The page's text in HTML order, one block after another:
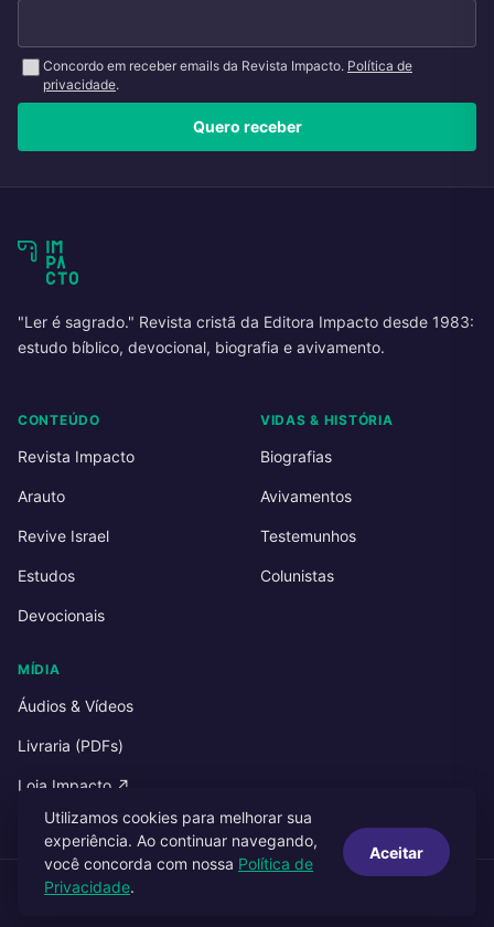
Concordo em receber emails da Revista Impacto. Política de
privacidade.
Quero receber
"Ler é sagrado." Revista cristã da Editora Impacto desde 1983:
estudo bíblico, devocional, biografia e avivamento.
CONTEÚDO
Revista Impacto
Arauto
Revive Israel
Estudos
Devocionais
VIDAS & HISTÓRIA
Biografias
Avivamentos
Testemunhos
Colunistas
MÍDIA
Áudios & Vídeos
Livraria (PDFs)
Loja Impacto ↗
© 2026 Impacto Publicações. Todos os direitos reservados.
Utilizamos cookies para melhorar sua
experiência. Ao continuar navegando,
você concorda com nossa Política de
Privacidade.
Aceitar